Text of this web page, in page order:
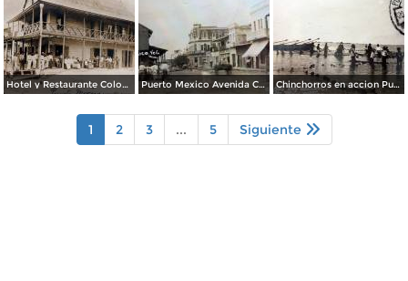
Hotel y Restaurante Colon Puero Mexico Coatzacoalcos, Veracruz. Puerto Mexico Avenida Corregidora ( Circulada el 4 de junio de 1932 ). Chinchorros en accion Puerto Mexico ( Circulada el 20 de Octubre de 1927 ).
1 2 3 ... 5 Siguiente